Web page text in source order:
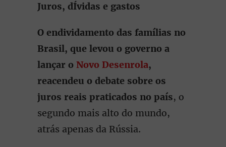
Juros, dÍvidas e gastos
O endividamento das famílias no
Brasil, que levou o governo a
lançar o Novo Desenrola,
reacendeu o debate sobre os
juros reais praticados no país, o
segundo mais alto do mundo,
atrás apenas da Rússia.